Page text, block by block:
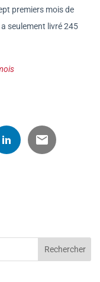
premiers mois de
seulement livré 245